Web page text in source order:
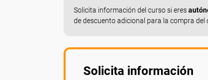
Solicita información del curso si eres
de descuento adicional para la compra del
Solicita información